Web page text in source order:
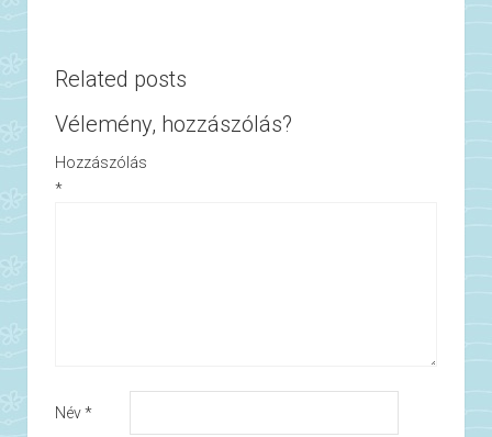
Related posts
Vélemény, hozzászólás?
Hozzászólás
*
Név*